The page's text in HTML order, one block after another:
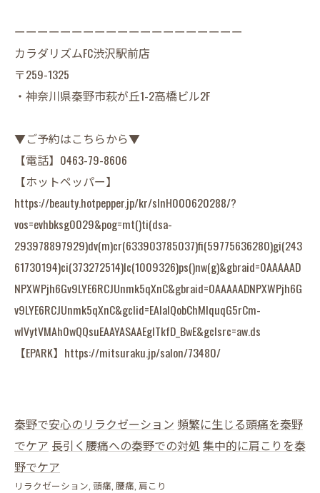
ーーーーーーーーーーーーーーーーーーーー
カラダリズムFC渋沢駅前店
〒259-1325
・神奈川県秦野市萩が丘1-2高橋ビル2F
▼ご予約はこちらから▼
【電話】0463-79-8606
【ホットペッパー】
https://beauty.hotpepper.jp/kr/slnH000620288/?
vos=evhbksg0029&pog=mt()ti(dsa-
293978897929)dv(m)cr(633903785037)fi(59775636280)gi(243
61730194)ci(373272514)lc(1009326)ps()nw(g)&gbraid=0AAAAAD
NPXWPjh6Gv9LYE6RCJUnmk5qXnC&gbraid=0AAAAADNPXWPjh6G
v9LYE6RCJUnmk5qXnC&gclid=EAIaIQobChMIquqG5rCm-
wIVytVMAh0wQQsuEAAYASAAEgITkfD_BwE&gclsrc=aw.ds
【EPARK】https://mitsuraku.jp/salon/73480/
秦野で安心のリラクゼーション 頻繁に生じる頭痛を秦野
でケア 長引く腰痛への秦野での対処 集中的に肩こりを秦
野でケア
リラクゼーション 頭痛 腰痛 肩こり